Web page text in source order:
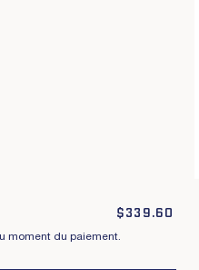
$ 339.60
moment du paiement.